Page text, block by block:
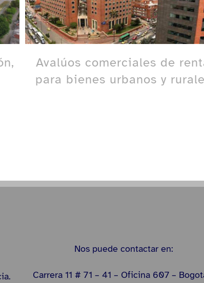
Avalúos comerciales de
para bienes urbanos y
Nos puede contactar en:
Carrera 11 # 71 – 41 – Oficina 607 –